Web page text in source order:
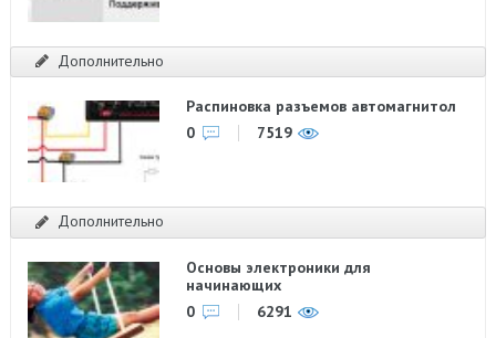
Дополнительно
Распиновка разъемов автомагнитол
0
7519
Дополнительно
Основы электроники для
начинающих
0
6291